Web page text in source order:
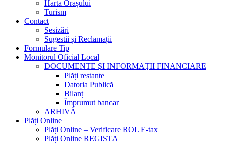
Harta Orașului
Turism
Contact
Sesizări
Sugestii și Reclamații
Formulare Tip
Monitorul Oficial Local
DOCUMENTE ŞI INFORMAŢII FINANCIARE
Plăți restante
Datoria Publică
Bilanț
Împrumut bancar
ARHIVĂ
Plăți Online
Plăți Online – Verificare ROL E-tax
Plăți Online REGISTA